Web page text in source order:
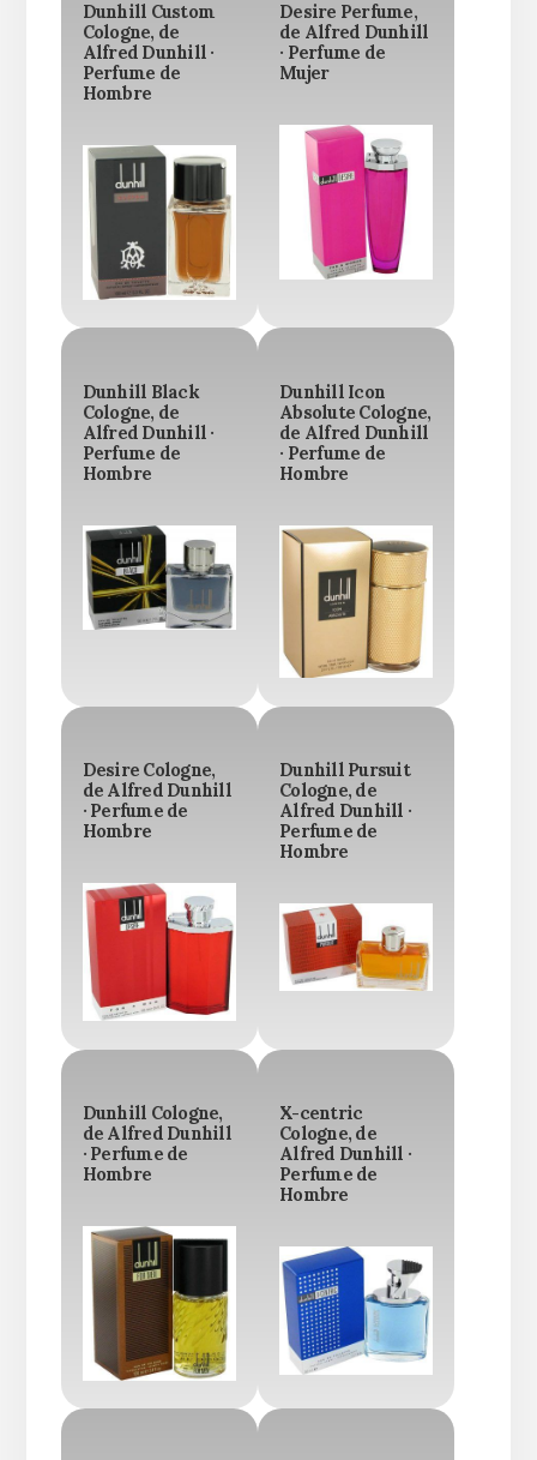
Dunhill Custom
Cologne, de
Alfred Dunhill ·
Perfume de
Hombre
Desire Perfume,
de Alfred Dunhill
· Perfume de
Mujer
Dunhill Black
Cologne, de
Alfred Dunhill ·
Perfume de
Hombre
Dunhill Icon
Absolute Cologne,
de Alfred Dunhill
· Perfume de
Hombre
Desire Cologne,
de Alfred Dunhill
· Perfume de
Hombre
Dunhill Pursuit
Cologne, de
Alfred Dunhill ·
Perfume de
Hombre
Dunhill Cologne,
de Alfred Dunhill
· Perfume de
Hombre
X-centric
Cologne, de
Alfred Dunhill ·
Perfume de
Hombre